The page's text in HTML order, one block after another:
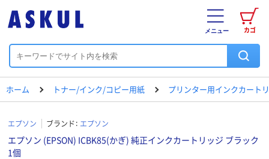
カゴ
メニュー
ホーム トナー/インク/コピー用紙 プリンター用インクカート
エプソン ブランド： エプソン
エプソン (EPSON) ICBK85(かぎ) 純正インクカートリッジ ブラック
1個